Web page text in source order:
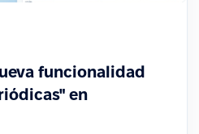
funcionalidad
en